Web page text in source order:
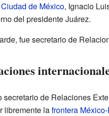
Ciudad de México, Ignacio
del presidente Juárez.
fue secretario de
secretario de Relaciones
libremente lafrontera